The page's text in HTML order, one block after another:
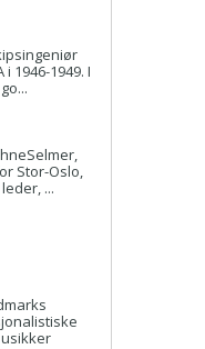
1946-1949. I
Stor-Oslo,
...